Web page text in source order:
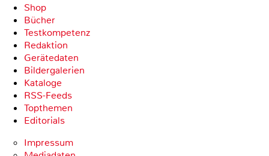
Shop
Bücher
Testkompetenz
Redaktion
Gerätedaten
Bildergalerien
Kataloge
RSS-Feeds
Topthemen
Editorials
Impressum